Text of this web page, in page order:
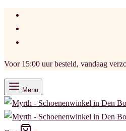
Voor 15:00 uur besteld, vandaag
Menu